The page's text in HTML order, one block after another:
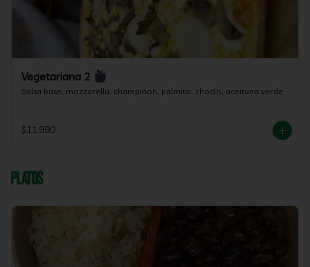
Vegetariana 2
Salsa base, mozzarella, champiñon, palmito, choclo, aceituna verde
$11.990
Platos